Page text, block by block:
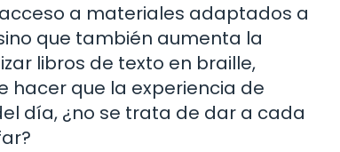
a materiales adaptados a
que también aumenta la
libros de texto en braille,
hacer que la experiencia de
día, ¿no se trata de dar a cada